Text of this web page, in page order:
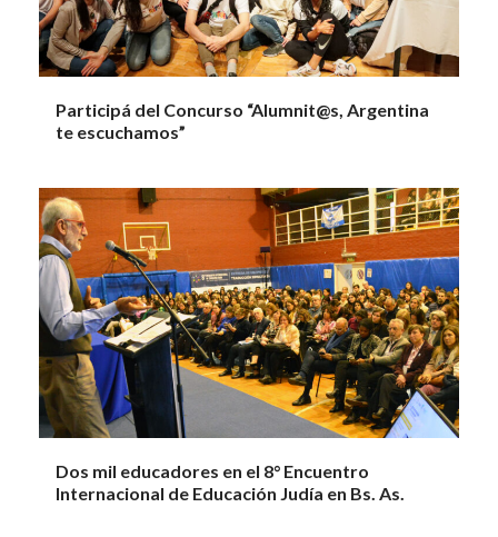
Participá del Concurso “Alumnit@s, Argentina
te escuchamos”
Dos mil educadores en el 8° Encuentro
Internacional de Educación Judía en Bs. As.